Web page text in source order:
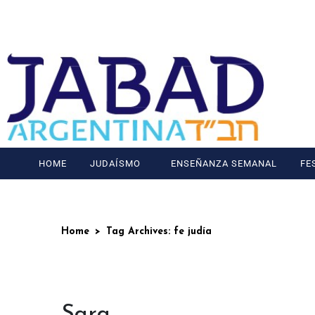
HOME JUDAÍSMO ENSEÑANZA SEMANAL
Home Tag Archives: fe judía